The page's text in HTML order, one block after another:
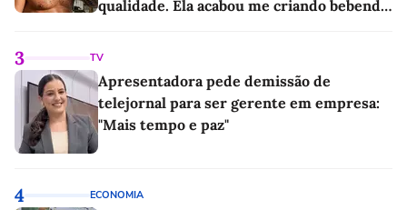
qualidade. Ela acabou me criando bebendo
3 TV
Apresentadora pede demissão de
telejornal para ser gerente em empresa:
"Mais tempo e paz"
4 ECONOMIA